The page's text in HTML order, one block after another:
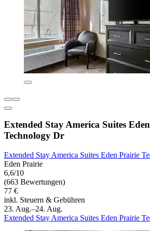
Extended Stay America Suites
Technology Dr
Extended Stay America Suites Eden Prairie
Eden Prairie
6,6/10
(663 Bewertungen)
77 €
inkl. Steuern & Gebühren
23. Aug.–24. Aug.
Extended Stay America Suites Eden Prairie